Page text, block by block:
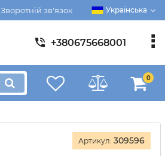
Зворотній зв'язок Українська
+380675668001
0
Артикул: 309596